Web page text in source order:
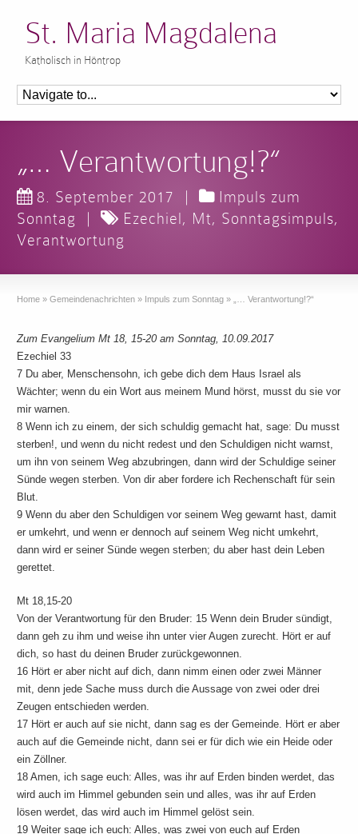
St. Maria Magdalena
Katholisch in Höntrop
„… Verantwortung!?“
8. September 2017 |
Impuls zum
Sonntag
| Ezechiel, Mt, Sonntagsimpuls,
Verantwortung
Home » Gemeindenachrichten » Impuls zum Sonntag » „… Verantwortung!?“
Zum Evangelium Mt 18, 15-20 am Sonntag, 10.09.2017
Ezechiel 33
7 Du aber, Menschensohn, ich gebe dich dem Haus Israel als
Wächter; wenn du ein Wort aus meinem Mund hörst, musst du sie vor
mir warnen.
8 Wenn ich zu einem, der sich schuldig gemacht hat, sage: Du musst
sterben!, und wenn du nicht redest und den Schuldigen nicht warnst,
um ihn von seinem Weg abzubringen, dann wird der Schuldige seiner
Sünde wegen sterben. Von dir aber fordere ich Rechenschaft für sein
Blut.
9 Wenn du aber den Schuldigen vor seinem Weg gewarnt hast, damit
er umkehrt, und wenn er dennoch auf seinem Weg nicht umkehrt,
dann wird er seiner Sünde wegen sterben; du aber hast dein Leben
gerettet.
Mt 18,15-20
Von der Verantwortung für den Bruder: 15 Wenn dein Bruder sündigt,
dann geh zu ihm und weise ihn unter vier Augen zurecht. Hört er auf
dich, so hast du deinen Bruder zurückgewonnen.
16 Hört er aber nicht auf dich, dann nimm einen oder zwei Männer
mit, denn jede Sache muss durch die Aussage von zwei oder drei
Zeugen entschieden werden.
17 Hört er auch auf sie nicht, dann sag es der Gemeinde. Hört er aber
auch auf die Gemeinde nicht, dann sei er für dich wie ein Heide oder
ein Zöllner.
18 Amen, ich sage euch: Alles, was ihr auf Erden binden werdet, das
wird auch im Himmel gebunden sein und alles, was ihr auf Erden
lösen werdet, das wird auch im Himmel gelöst sein.
19 Weiter sage ich euch: Alles, was zwei von euch auf Erden